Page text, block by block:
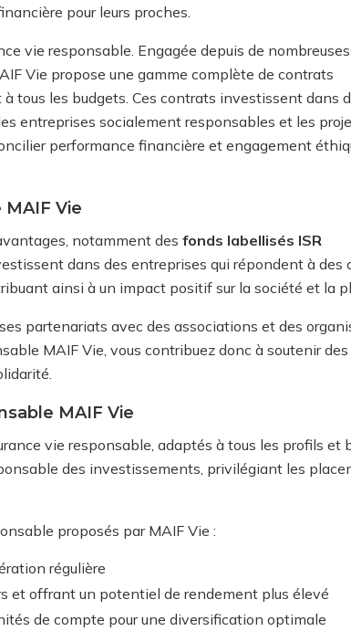
pour leurs proches.
vie responsable. Engagée depuis de nombreuses
Vie propose une gamme complète de contrats
tous les budgets. Ces contrats investissent dans
entreprises socialement responsables et les
performance financière et engagement
Vie
notamment des fonds labellisés ISR
dans des entreprises qui répondent à des
ainsi à un impact positif sur la société et la
partenariats avec des associations et des
MAIF Vie, vous contribuez donc à soutenir des
MAIF Vie
vie responsable, adaptés à tous les profils et
des investissements, privilégiant les
proposés par MAIF Vie :
régulière
et offrant un potentiel de rendement plus élevé
de compte pour une diversification optimale